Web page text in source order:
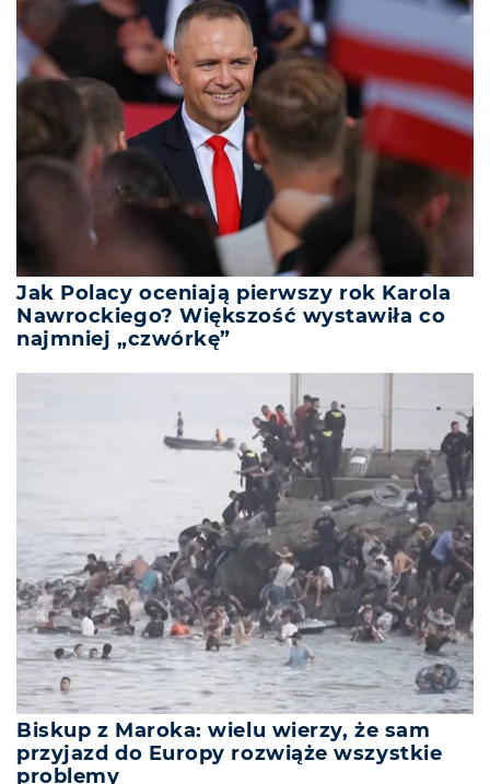
Jak Polacy oceniają pierwszy rok Karola
Nawrockiego? Większość wystawiła co
najmniej „czwórkę”
Biskup z Maroka: wielu wierzy, że sam
przyjazd do Europy rozwiąże wszystkie
problemy